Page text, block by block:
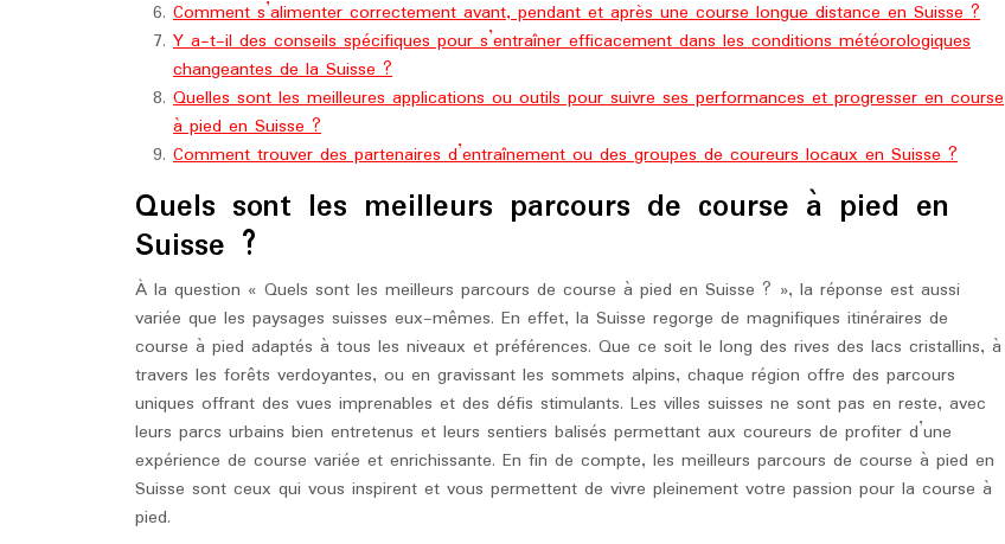
Comment s’alimenter correctement avant, pendant et après une course longue distance en Suisse ?
Y a-t-il des conseils spécifiques pour s’entraîner efficacement dans les conditions météorologiques
changeantes de la Suisse ?
Quelles sont les meilleures applications ou outils pour suivre ses performances et progresser en course
à pied en Suisse ?
Comment trouver des partenaires d’entraînement ou des groupes de coureurs locaux en Suisse ?
Quels sont les meilleurs parcours de course à pied en
Suisse ?
À la question « Quels sont les meilleurs parcours de course à pied en Suisse ? », la réponse est aussi
variée que les paysages suisses eux-mêmes. En effet, la Suisse regorge de magnifiques itinéraires de
course à pied adaptés à tous les niveaux et préférences. Que ce soit le long des rives des lacs cristallins, à
travers les forêts verdoyantes, ou en gravissant les sommets alpins, chaque région offre des parcours
uniques offrant des vues imprenables et des défis stimulants. Les villes suisses ne sont pas en reste, avec
leurs parcs urbains bien entretenus et leurs sentiers balisés permettant aux coureurs de profiter d’une
expérience de course variée et enrichissante. En fin de compte, les meilleurs parcours de course à pied en
Suisse sont ceux qui vous inspirent et vous permettent de vivre pleinement votre passion pour la course à
pied.